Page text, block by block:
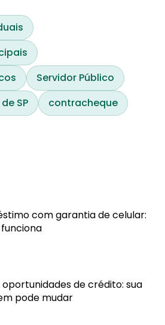
Servidor Público
SP
contracheque
com garantia de celular:
oportunidades de crédito: sua
pode mudar